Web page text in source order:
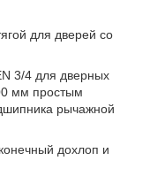
для дверей со
3/4 для дверных
мм простым
рычажной
дохлоп и